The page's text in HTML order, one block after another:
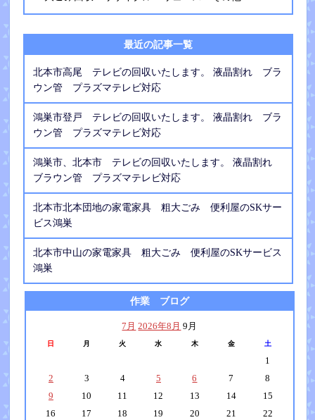
最近の記事一覧
北本市高尾 テレビの回収いたします。 液晶割れ ブラ
ウン管 プラズマテレビ対応
鴻巣市登戸 テレビの回収いたします。 液晶割れ ブラ
ウン管 プラズマテレビ対応
鴻巣市、北本市 テレビの回収いたします。 液晶割れ
ブラウン管 プラズマテレビ対応
北本市北本団地の家電家具 粗大ごみ 便利屋のSKサー
ビス鴻巣
北本市中山の家電家具 粗大ごみ 便利屋のSKサービス
鴻巣
作業 ブログ
7月 2026年8月 9月
日 月 火 水 木 金 土
1
2
3 4 5 6 7
8
9
10 11 12 13 14
15
16
17 18 19 20 21
22